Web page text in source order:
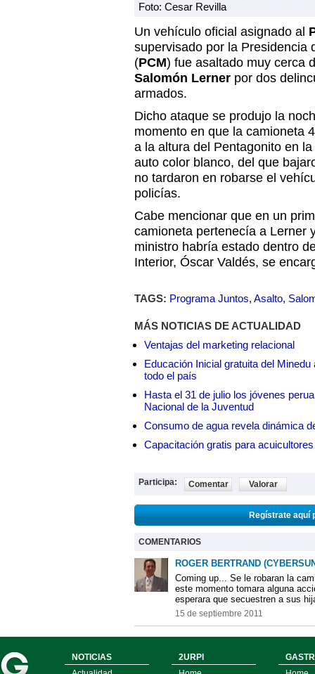
Foto: Cesar Revilla
Un vehículo oficial asignado al
supervisado por la Presidencia
(PCM) fue asaltado muy cerca
Salomón Lerner por dos
armados.
Dicho ataque se produjo la
momento en que la camioneta
a la altura del Pentagonito en
auto color blanco, del que
no tardaron en robarse el
policías.
Cabe mencionar que en un
camioneta pertenecía a Lerner
ministro habría estado dentro
Interior, Óscar Valdés, se
TAGS: Programa Juntos, Asalto,
MÁS NOTICIAS DE ACTUALIDAD
Ventajas del marketing relacional
Educación Inicial gratuita del
todo el país
Hasta el 31 de julio los jóvenes
Nacional de la Juventud
Consumo de agua revela dinámica
Capacitación gratis para
Participa: Comentar Valorar
Regístrate aquí
COMENTARIOS
ROGER BERTRAND
Coming up... Se le robaran la
este momento tomara alguna
esperara que secuestren a sus
15 de septiembre 2011
NOTICIAS
2URPI